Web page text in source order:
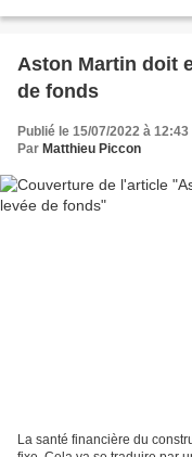
Aston Martin doit
de fonds
Publié le 15/07/2022 à 12:43
Par Matthieu Piccon
La santé financière du